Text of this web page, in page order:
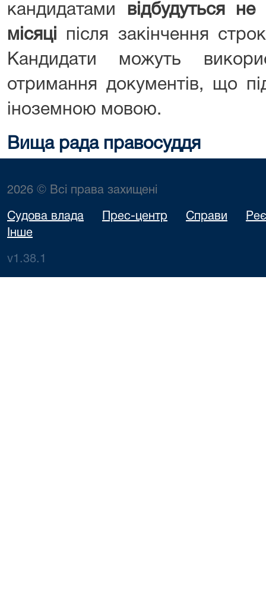
кандидатами
відбудуться
місяці після закінчення
Кандидати можуть
отримання документів, що
іноземною мовою.
Вища рада правосуддя
2026 © Всі права захищені
Судова влада Прес-центр Справи
Інше
v1.38.1